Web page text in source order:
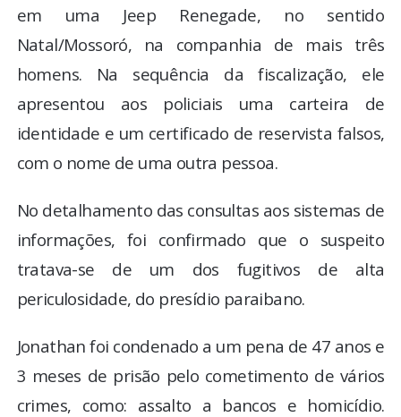
em uma Jeep Renegade, no sentido
Natal/Mossoró, na companhia de mais três
homens. Na sequência da fiscalização, ele
apresentou aos policiais uma carteira de
identidade e um certificado de reservista falsos,
com o nome de uma outra pessoa.
No detalhamento das consultas aos sistemas de
informações, foi confirmado que o suspeito
tratava-se de um dos fugitivos de alta
periculosidade, do presídio paraibano.
Jonathan foi condenado a um pena de 47 anos e
3 meses de prisão pelo cometimento de vários
crimes, como: assalto a bancos e homicídio.